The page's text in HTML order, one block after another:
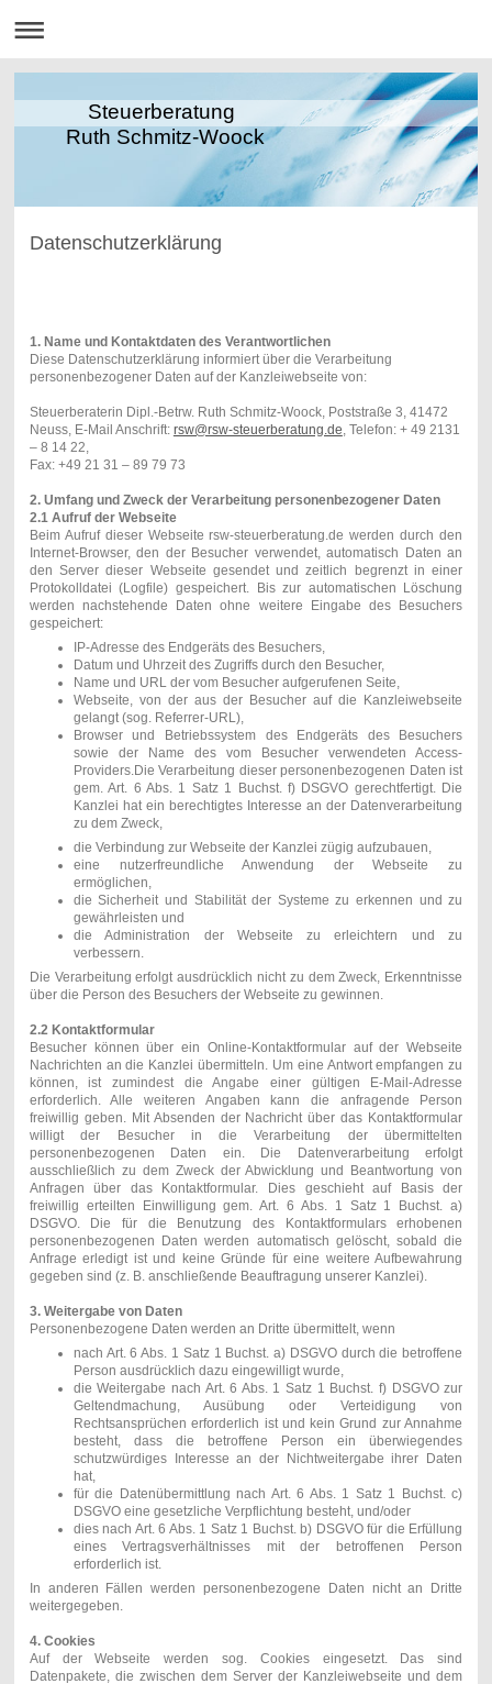
Steuerberatung
Ruth Schmitz-Woock
Datenschutzerklärung
1. Name und Kontaktdaten des Verantwortlichen
Diese Datenschutzerklärung informiert über die Verarbeitung
personenbezogener Daten auf der Kanzleiwebseite von:
Steuerberaterin Dipl.-Betrw. Ruth Schmitz-Woock, Poststraße 3, 41472
Neuss, E-Mail Anschrift: rsw@rsw-steuerberatung.de, Telefon: + 49 2131
– 8 14 22,
Fax: +49 21 31 – 89 79 73
2. Umfang und Zweck der Verarbeitung personenbezogener Daten
2.1 Aufruf der Webseite
Beim Aufruf dieser Webseite rsw-steuerberatung.de werden durch den
Internet-Browser, den der Besucher verwendet, automatisch Daten an
den Server dieser Webseite gesendet und zeitlich begrenzt in einer
Protokolldatei (Logfile) gespeichert. Bis zur automatischen Löschung
werden nachstehende Daten ohne weitere Eingabe des Besuchers
gespeichert:
IP-Adresse des Endgeräts des Besuchers,
Datum und Uhrzeit des Zugriffs durch den Besucher,
Name und URL der vom Besucher aufgerufenen Seite,
Webseite, von der aus der Besucher auf die Kanzleiwebseite
gelangt (sog. Referrer-URL),
Browser und Betriebssystem des Endgeräts des Besuchers
sowie der Name des vom Besucher verwendeten Access-
Providers.Die Verarbeitung dieser personenbezogenen Daten ist
gem. Art. 6 Abs. 1 Satz 1 Buchst. f) DSGVO gerechtfertigt. Die
Kanzlei hat ein berechtigtes Interesse an der Datenverarbeitung
zu dem Zweck,
die Verbindung zur Webseite der Kanzlei zügig aufzubauen,
eine nutzerfreundliche Anwendung der Webseite zu
ermöglichen,
die Sicherheit und Stabilität der Systeme zu erkennen und zu
gewährleisten und
die Administration der Webseite zu erleichtern und zu
verbessern.
Die Verarbeitung erfolgt ausdrücklich nicht zu dem Zweck, Erkenntnisse
über die Person des Besuchers der Webseite zu gewinnen.
2.2 Kontaktformular
Besucher können über ein Online-Kontaktformular auf der Webseite
Nachrichten an die Kanzlei übermitteln. Um eine Antwort empfangen zu
können, ist zumindest die Angabe einer gültigen E-Mail-Adresse
erforderlich. Alle weiteren Angaben kann die anfragende Person
freiwillig geben. Mit Absenden der Nachricht über das Kontaktformular
willigt der Besucher in die Verarbeitung der übermittelten
personenbezogenen Daten ein. Die Datenverarbeitung erfolgt
ausschließlich zu dem Zweck der Abwicklung und Beantwortung von
Anfragen über das Kontaktformular. Dies geschieht auf Basis der
freiwillig erteilten Einwilligung gem. Art. 6 Abs. 1 Satz 1 Buchst. a)
DSGVO. Die für die Benutzung des Kontaktformulars erhobenen
personenbezogenen Daten werden automatisch gelöscht, sobald die
Anfrage erledigt ist und keine Gründe für eine weitere Aufbewahrung
gegeben sind (z. B. anschließende Beauftragung unserer Kanzlei).
3. Weitergabe von Daten
Personenbezogene Daten werden an Dritte übermittelt, wenn
nach Art. 6 Abs. 1 Satz 1 Buchst. a) DSGVO durch die betroffene
Person ausdrücklich dazu eingewilligt wurde,
die Weitergabe nach Art. 6 Abs. 1 Satz 1 Buchst. f) DSGVO zur
Geltendmachung, Ausübung oder Verteidigung von
Rechtsansprüchen erforderlich ist und kein Grund zur Annahme
besteht, dass die betroffene Person ein überwiegendes
schutzwürdiges Interesse an der Nichtweitergabe ihrer Daten
hat,
für die Datenübermittlung nach Art. 6 Abs. 1 Satz 1 Buchst. c)
DSGVO eine gesetzliche Verpflichtung besteht, und/oder
dies nach Art. 6 Abs. 1 Satz 1 Buchst. b) DSGVO für die Erfüllung
eines Vertragsverhältnisses mit der betroffenen Person
erforderlich ist.
In anderen Fällen werden personenbezogene Daten nicht an Dritte
weitergegeben.
4. Cookies
Auf der Webseite werden sog. Cookies eingesetzt. Das sind
Datenpakete, die zwischen dem Server der Kanzleiwebseite und dem